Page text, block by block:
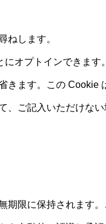
ねします。
オプトインできます
ます。この Cookie
、ご記入いただけな
限に保持されます